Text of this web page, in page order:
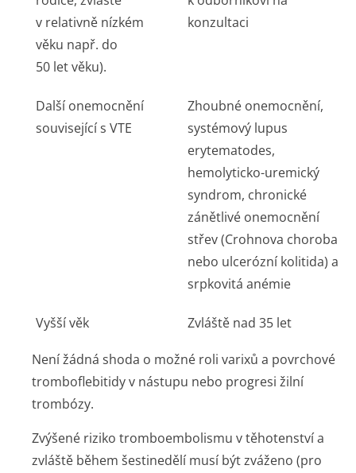
v relativně nízkém
věku např. do
50 let věku).
konzultaci
Další onemocnění
související s VTE
Zhoubné onemocnění,
systémový lupus
erytematodes,
hemolyticko-uremický
syndrom, chronické
zánětlivé onemocnění
střev (Crohnova choroba
nebo ulcerózní kolitida) a
srpkovitá anémie
Vyšší věk Zvláště nad 35 let
Není žádná shoda o možné roli varixů a povrchové
tromboflebitidy v nástupu nebo progresi žilní
trombózy.
Zvýšené riziko tromboembolismu v těhotenství a
zvláště během šestinedělí musí být zváženo (pro